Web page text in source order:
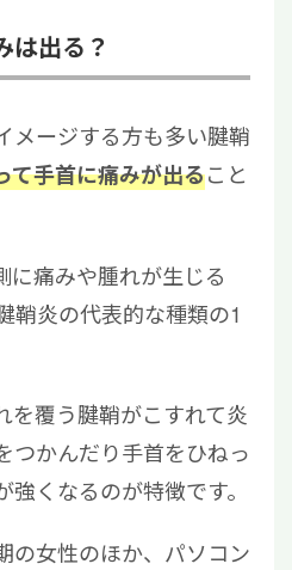
は出る？
メージする方も多い腱鞘
て手首に痛みが出ること
に痛みや腫れが生じる
鞘炎の代表的な種類の1
を覆う腱鞘がこすれて炎
つかんだり手首をひねっ
くなるのが特徴です。
の女性のほか、パソコン